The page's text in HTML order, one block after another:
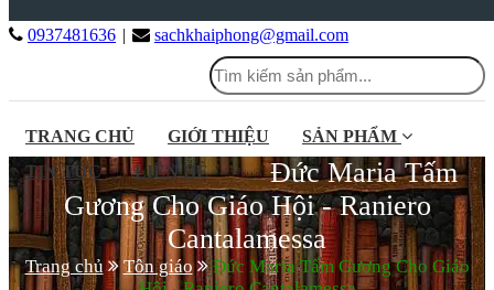
0937481636 | sachkhaiphong@gmail.com
TRANG CHỦ GIỚI THIỆU
SẢN PHẨM
TIN TỨC
LIÊN HỆ
Đức Maria Tấm
Gương Cho Giáo Hội - Raniero
Cantalamessa
Trang chủ Tôn giáo
Đức Maria Tấm Gương Cho Giáo